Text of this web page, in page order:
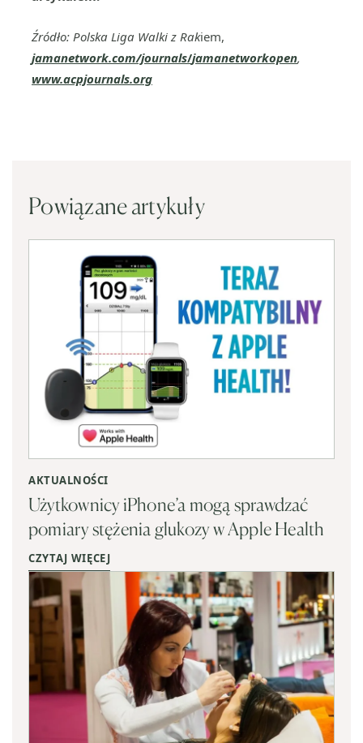
Źródło: Polska Liga Walki z Rakiem,
jamanetwork.com/journals/jamanetworkopen,
www.acpjournals.org
Powiązane artykuły
AKTUALNOŚCI
Użytkownicy iPhone’a mogą sprawdzać
pomiary stężenia glukozy w Apple Health
CZYTAJ WIĘCEJ